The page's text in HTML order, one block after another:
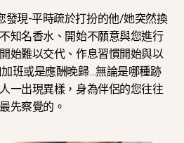
發現-平時疏於打扮的他/她突然換
知名香水、開始不願意與您進行
始難以交代、作息習慣開始與以
班或是應酬晚歸…無論是哪種跡
一出現異樣，身為伴侶的您往往
先察覺的。